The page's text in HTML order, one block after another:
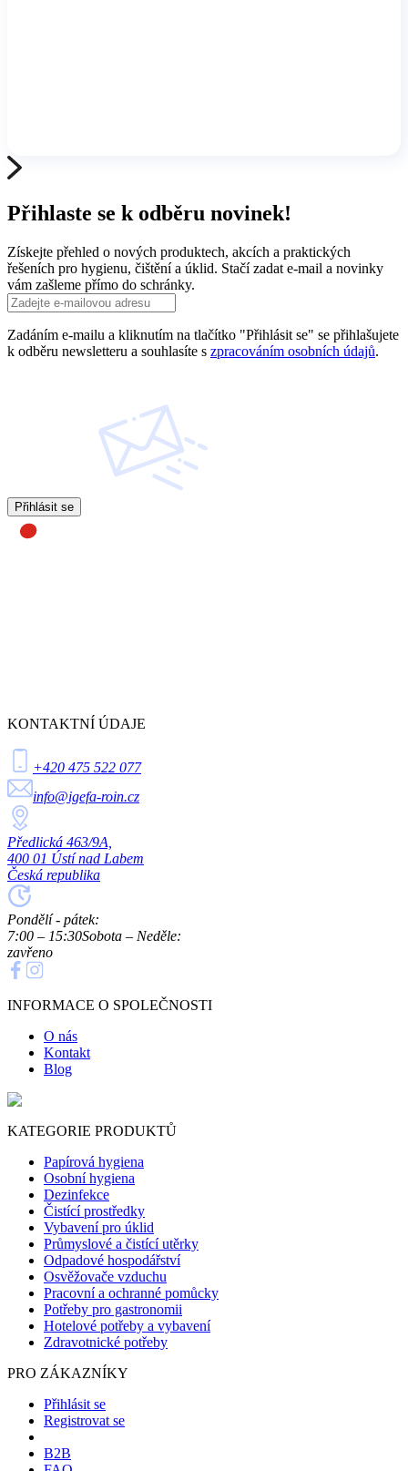
Přihlaste se k odběru novinek!
Získejte přehled o nových produktech, akcích a praktických
řešeních pro hygienu, čištění a úklid. Stačí zadat e-mail a novinky
vám zašleme přímo do schránky.
Zadáním e-mailu a kliknutím na tlačítko "Přihlásit se" se přihlašujete
k odběru newsletteru a souhlasíte s zpracováním osobních údajů.
Přihlásit se
KONTAKTNÍ ÚDAJE
+420 475 522 077
info@igefa-roin.cz
Předlická 463/9A,
400 01 Ústí nad Labem
Česká republika
Pondělí - pátek:
7:00 – 15:30Sobota – Neděle:
zavřeno
INFORMACE O SPOLEČNOSTI
O nás
Kontakt
Blog
KATEGORIE PRODUKTŮ
Papírová hygiena
Osobní hygiena
Dezinfekce
Čistící prostředky
Vybavení pro úklid
Průmyslové a čistící utěrky
Odpadové hospodářství
Osvěžovače vzduchu
Pracovní a ochranné pomůcky
Potřeby pro gastronomii
Hotelové potřeby a vybavení
Zdravotnické potřeby
PRO ZÁKAZNÍKY
Přihlásit se
Registrovat se
B2B